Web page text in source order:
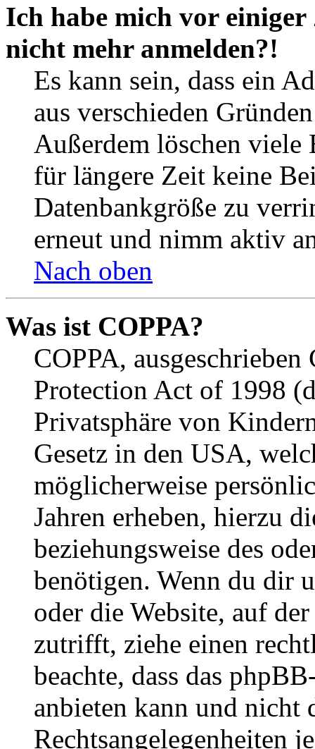
Ich habe mich vor
nicht mehr anmelden?!
Es kann sein, dass ein
aus verschieden
Außerdem löschen viele
für längere Zeit keine
Datenbankgröße zu
erneut und nimm aktiv
Nach oben
Was ist COPPA?
COPPA,
Protection Act of 1998
Privatsphäre von
Gesetz in den USA,
möglicherweise
Jahren erheben, hierzu
beziehungsweise des
benötigen. Wenn du dir
oder die Website, auf
zutrifft, ziehe einen
beachte, dass das
anbieten kann und nicht
Rechtsangelegenheiten